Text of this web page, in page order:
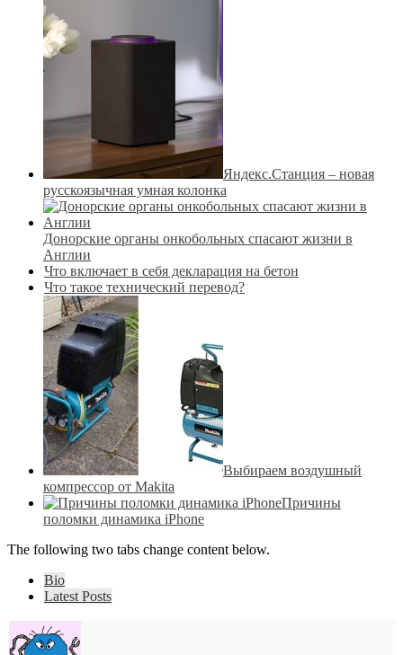
Яндекс.Cтанция – новая
русскоязычная умная колонка
Донорские органы онкобольных спасают жизни в
Англии
Что включает в себя декларация на бетон
Что такое технический перевод?
Выбираем воздушный
компрессор от Makita
Причины
поломки динамика iPhone
The following two tabs change content below.
Bio
Latest Posts